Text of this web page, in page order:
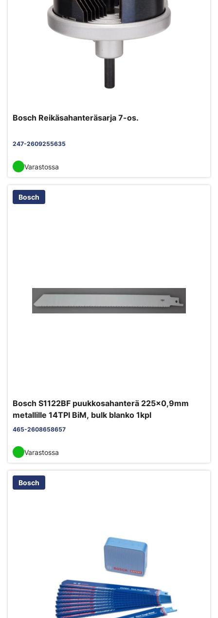
Bosch Reikäsahanteräsarja 7-os.
247-2609255635
Varastossa
Bosch
Bosch S1122BF puukkosahanterä 225x0,9mm
metallille 14TPI BiM, bulk blanko 1kpl
465-2608658657
Varastossa
Bosch